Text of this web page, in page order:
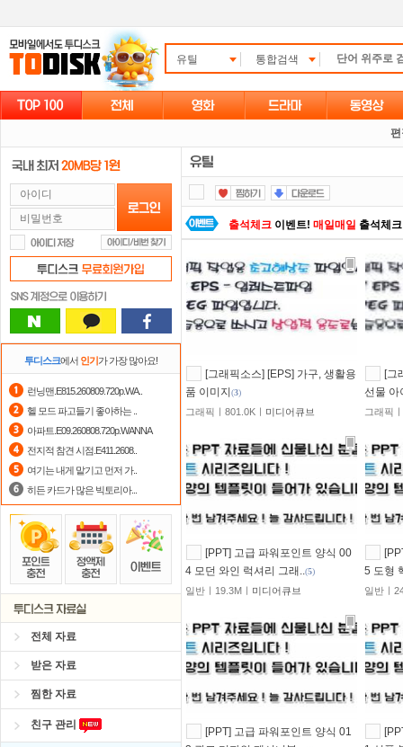
유틸 통합검색
투디스크에서 인기가 가장 많아요!
런닝맨.E815.260809.720p.WA..
헬 모드 파고들기 좋아하는 ..
아파트.E09.260808.720p.WANNA
전지적 참견 시점.E411.2608..
여기는 내게 맡기고 먼저 가..
히든 카드가 많은 빅토리아...
전체 자료
받은 자료
찜한 자료
친구 관리
출석체크 이벤트! 매일매일 출석체
고민되면 눌러봐!
스마트TV로 투디스크 영화,드라마,
자녀보호기능으로 가족과 함께 투디
정액제 안내
포인트 할인쿠폰 사용방법 안내
숨어있는 카드 마일리지 조회하고
[그래픽소스] [EPS] 가구, 생활용
품 이미지(3)
그래픽ㅣ801.0Kㅣ 미디어큐브
[그
선물 아
그래픽
[PPT] 고급 파워포인트 양식 00
4 모던 와인 럭셔리 그래..(5)
일반ㅣ19.3Mㅣ 미디어큐브
5 도형
일반ㅣ
[PPT] 고급 파워포인트 양식 01